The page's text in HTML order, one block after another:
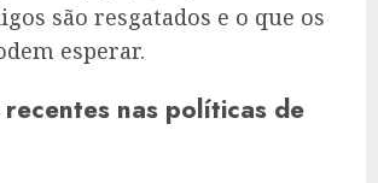
são resgatados e o que os
esperar.
nas políticas de